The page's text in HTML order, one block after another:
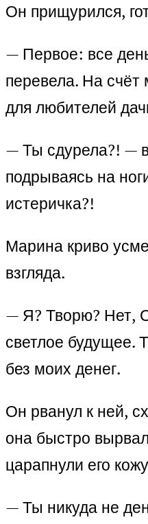
Он прищурился,
— Первое: все
перевела. На
для любителей
— Ты сдурела?! —
подрываясь на
истеричка?!
Марина криво
взгляда.
— Я? Творю? Нет,
светлое будущее.
без моих денег.
Он рванул к ней,
она быстро
царапнули его
— Ты никуда не